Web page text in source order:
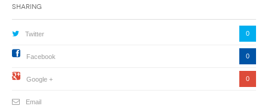
Sharing
Twitter 0
Facebook 0
Google + 0
Email